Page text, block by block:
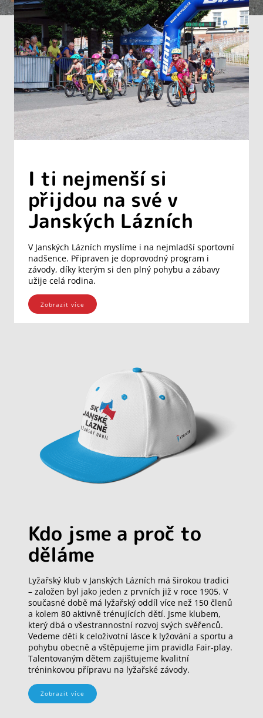
I ti nejmenší si
přijdou na své v
Janských Lázních
V Janských Lázních myslíme i na nejmladší sportovní
nadšence. Připraven je doprovodný program i
závody, díky kterým si den plný pohybu a zábavy
užije celá rodina.
Zobrazit více
Kdo jsme a proč to
děláme
Lyžařský klub v Janských Lázních má širokou tradici
– založen byl jako jeden z prvních již v roce 1905. V
současné době má lyžařský oddíl více než 150 členů
a kolem 80 aktivně trénujících dětí. Jsme klubem,
který dbá o všestrannostní rozvoj svých svěřenců.
Vedeme děti k celoživotní lásce k lyžování a sportu a
pohybu obecně a vštěpujeme jim pravidla Fair-play.
Talentovaným dětem zajišťujeme kvalitní
tréninkovou přípravu na lyžařské závody.
Zobrazit více